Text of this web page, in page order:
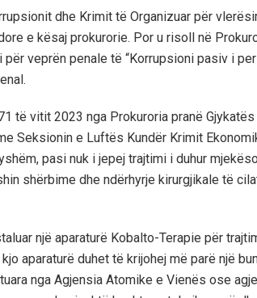
dhe Krimit të Organizuar për
e kësaj prokurorie. Por u risoll në
veprën penale të “Korrupsioni pasiv i
të vitit 2023 nga Prokuroria pranë
Seksionin e Luftës Kundër Krimit
pasi nuk i jepej trajtimi i duhur
shërbime dhe ndërhyrje kirurgjikale të
një aparaturë Kobalto-Terapie për
aparaturë duhet të krijohej më parë një
nga Agjensia Atomike e Vienës ose